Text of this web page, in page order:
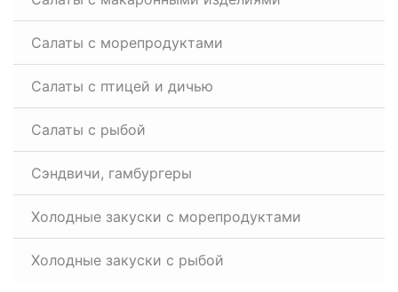
Салаты с морепродуктами
Салаты с птицей и дичью
Салаты с рыбой
Сэндвичи, гамбургеры
Холодные закуски с морепродуктами
Холодные закуски с рыбой